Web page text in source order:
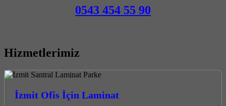
0543 454 55 90
Hizmetlerimiz
İzmit Ofis İçin Laminat